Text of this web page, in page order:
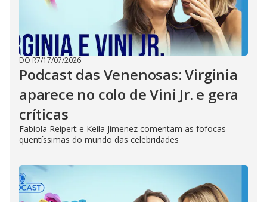
DO R7/17/07/2026
Podcast das Venenosas: Virginia
aparece no colo de Vini Jr. e gera
críticas
Fabíola Reipert e Keila Jimenez comentam as fofocas
quentíssimas do mundo das celebridades